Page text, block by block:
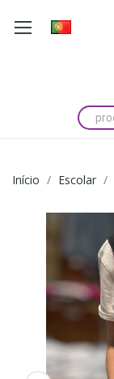
Início Escolar